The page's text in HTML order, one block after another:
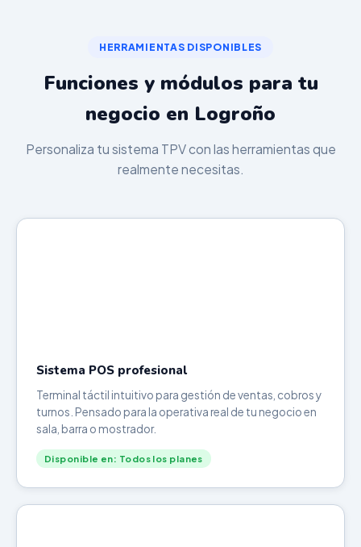
HERRAMIENTAS DISPONIBLES
Funciones y módulos para tu
negocio en Logroño
Personaliza tu sistema TPV con las herramientas que
realmente necesitas.
Sistema POS profesional
Terminal táctil intuitivo para gestión de ventas, cobros y
turnos. Pensado para la operativa real de tu negocio en
sala, barra o mostrador.
Disponible en: Todos los planes